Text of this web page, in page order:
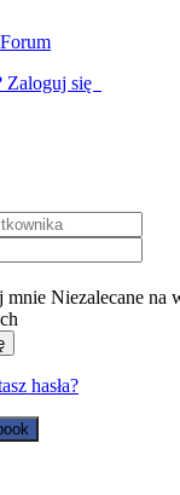
Zaloguj się
mnie Niezalecane na
hasła?